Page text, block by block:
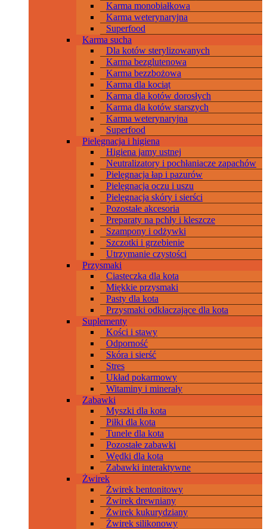
Karma monobiałkowa
Karma weterynaryjna
Superfood
Karma sucha
Dla kotów sterylizowanych
Karma bezglutenowa
Karma bezzbożowa
Karma dla kociąt
Karma dla kotów dorosłych
Karma dla kotów starszych
Karma weterynaryjna
Superfood
Pielęgnacja i higiena
Higiena jamy ustnej
Neutralizatory i pochłaniacze zapachów
Pielęgnacja łap i pazurów
Pielęgnacja oczu i uszu
Pielęgnacja skóry i sierści
Pozostałe akcesoria
Preparaty na pchły i kleszcze
Szampony i odżywki
Szczotki i grzebienie
Utrzymanie czystości
Przysmaki
Ciasteczka dla kota
Miękkie przysmaki
Pasty dla kota
Przysmaki odkłaczające dla kota
Suplementy
Kości i stawy
Odporność
Skóra i sierść
Stres
Układ pokarmowy
Witaminy i minerały
Zabawki
Myszki dla kota
Piłki dla kota
Tunele dla kota
Pozostałe zabawki
Wędki dla kota
Zabawki interaktywne
Żwirek
Żwirek bentonitowy
Żwirek drewniany
Żwirek kukurydziany
Żwirek silikonowy